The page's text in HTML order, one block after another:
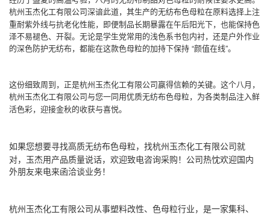
杭州玉杰化工有限公司深谙此道，其生产的无纺布色母粒在原料选择上注
重耐紫外线与抗老化性能，即便制品长期暴露在午后阳光下，也能保持色
泽不易褪色、开裂。无论是学生党常用的浅色系书包内衬，还是户外作业
的深色防护无纺布，都能在这款色母粒的加持下保持 “颜值在线”。
这份细致周到，正是杭州玉杰化工有限公司赢得信赖的关键。这个八月，
杭州玉杰化工有限公司与您一同用优质无纺布色母粒 ，为各类制品注入鲜
活色彩，迎接金秋的收获与喜悦。
如果您想要寻找高质无纺布色母粒，找杭州玉杰化工有限公司就
对，玉杰用产品质量说话，欢迎致电咨询采购！公司热忱欢迎国内
外朋友来电来函洽谈业务！
杭州玉杰化工有限公司 从事塑料改性、色母粒行业，是一家集科、